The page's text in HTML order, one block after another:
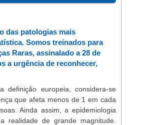
das patologias mais
Somos treinados para
Raras, assinalado a 28 de
a urgência de reconhecer,
definição europeia, considera-se
que afeta menos de 1 em cada
Ainda assim, a epidemiologia
realidade de grande magnitude.